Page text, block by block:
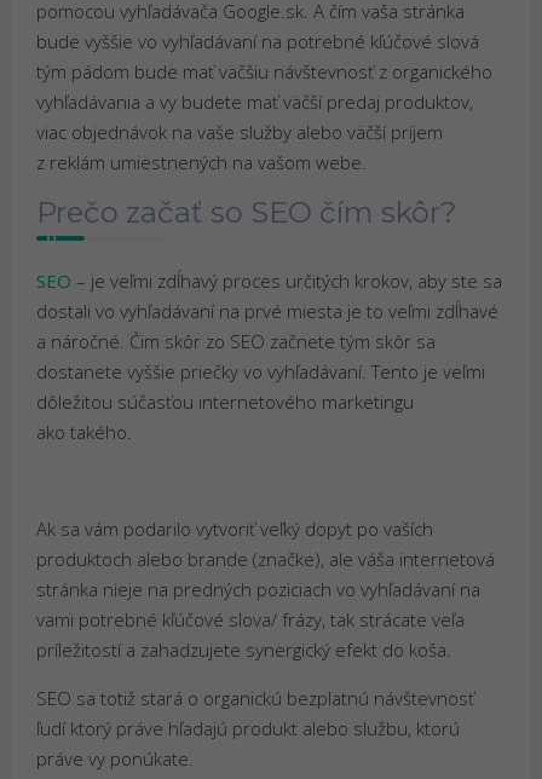
pomocou vyhľadávača Google.sk. A čím vaša stránka
bude vyššie vo vyhľadávaní na potrebné kľúčové slová
tým pádom bude mať väčšiu návštevnosť z organického
vyhľadávania a vy budete mať väčší predaj produktov,
viac objednávok na vaše služby alebo väčší príjem
z reklám umiestnených na vašom webe.
Prečo začať so SEO čím skôr?
SEO – je veľmi zdĺhavý proces určitých krokov, aby ste sa
dostali vo vyhľadávaní na prvé miesta je to veľmi zdĺhavé
a náročné. Čim skôr zo SEO začnete tým skôr sa
dostanete vyššie priečky vo vyhľadávaní. Tento je veľmi
dôležitou súčasťou internetového marketingu
ako takého.
Ak sa vám podarilo vytvoriť veľký dopyt po vaších
produktoch alebo brande (značke), ale váša internetová
stránka nieje na predných poziciach vo vyhľadávaní na
vami potrebné kľúčové slova/ frázy, tak strácate veľa
príležitostí a zahadzujete synergický efekt do koša.
SEO sa totiž stará o organickú bezplatnú návštevnosť
ľudí ktorý práve hľadajú produkt alebo službu, ktorú
práve vy ponúkate.